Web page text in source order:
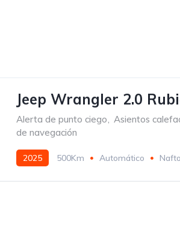
Jeep Wrangler 2.0
Alerta de punto ciego, Asientos
de navegación
2025 500Km Automático Nafta